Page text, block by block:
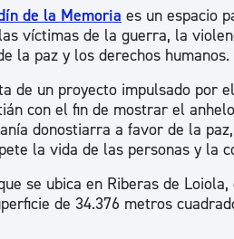
Participación ciudadana y
Deporte
de la Memoria es un espacio
víctimas de la guerra, la
la paz y los derechos humanos.
de un proyecto impulsado por
con el fin de mostrar el
donostiarra a favor de la
la vida de las personas y la
se ubica en Riberas de
de 34.376 metros